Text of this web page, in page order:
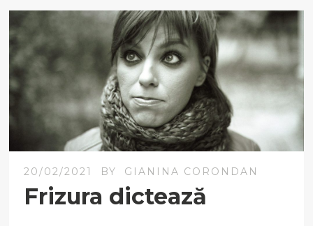
20/02/2021 BY GIANINA CORONDAN
Frizura dictează